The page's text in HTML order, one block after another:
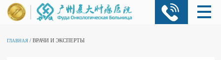
ГЛАВНАЯ/ ВРАЧИ И ЭКСПЕРТЫ